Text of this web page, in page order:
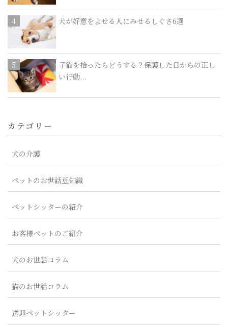
犬が好意をよせる人にみせるしぐさ6選
子猫を拾ったらどうする？保護した日からの正し
い行動...
カテゴリー
犬の介護
ペットのお世話豆知識
ペットシッターの紹介
お客様ペットのご紹介
犬のお世話コラム
猫のお世話コラム
送迎ペットシッター